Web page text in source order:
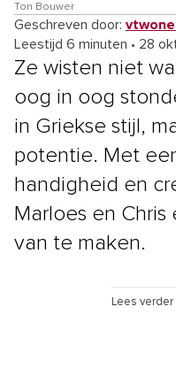
Ton Bouwer
Geschreven door:
Leestijd 6 minuten • 28
Ze wisten niet
oog in oog
in Griekse stijl,
potentie. Met
handigheid en
Marloes en
van te maken.
Lees